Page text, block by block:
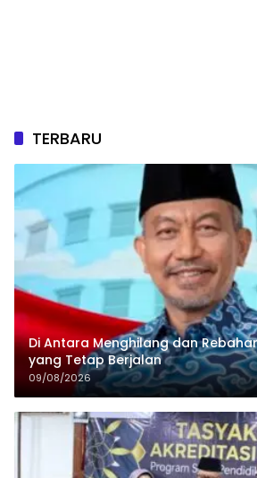
TERBARU
Di Antara Menghilang dan
yang Tetap Berjalan
09/08/2026